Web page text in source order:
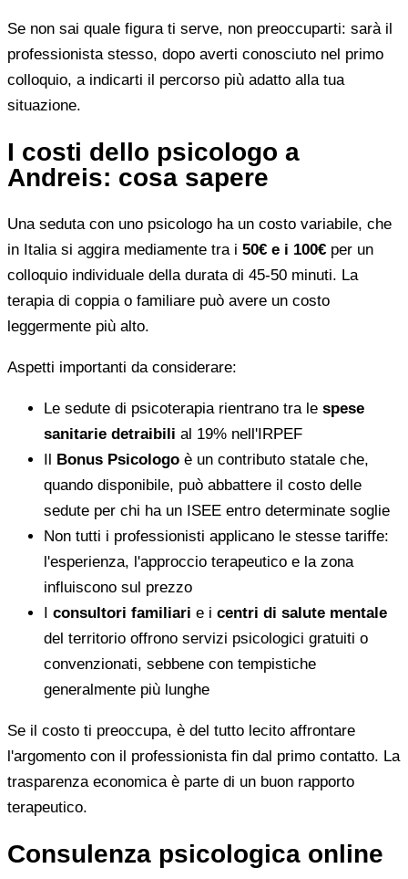
Se non sai quale figura ti serve, non preoccuparti: sarà il
professionista stesso, dopo averti conosciuto nel primo
colloquio, a indicarti il percorso più adatto alla tua
situazione.
I costi dello psicologo a
Andreis: cosa sapere
Una seduta con uno psicologo ha un costo variabile, che
in Italia si aggira mediamente tra i 50€ e i 100€ per un
colloquio individuale della durata di 45-50 minuti. La
terapia di coppia o familiare può avere un costo
leggermente più alto.
Aspetti importanti da considerare:
Le sedute di psicoterapia rientrano tra le spese
sanitarie detraibili al 19% nell'IRPEF
Il Bonus Psicologo è un contributo statale che,
quando disponibile, può abbattere il costo delle
sedute per chi ha un ISEE entro determinate soglie
Non tutti i professionisti applicano le stesse tariffe:
l'esperienza, l'approccio terapeutico e la zona
influiscono sul prezzo
I consultori familiari e i centri di salute mentale
del territorio offrono servizi psicologici gratuiti o
convenzionati, sebbene con tempistiche
generalmente più lunghe
Se il costo ti preoccupa, è del tutto lecito affrontare
l'argomento con il professionista fin dal primo contatto. La
trasparenza economica è parte di un buon rapporto
terapeutico.
Consulenza psicologica online